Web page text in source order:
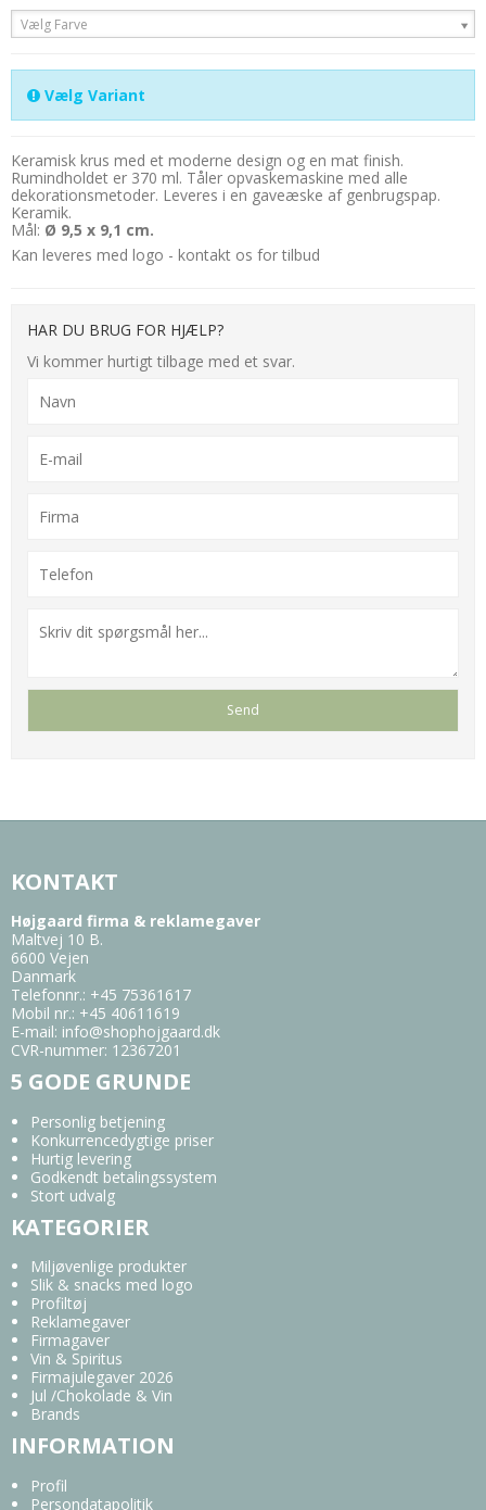
Vælg Farve
Vælg Variant
Keramisk krus med et moderne design og en mat finish.
Rumindholdet er 370 ml. Tåler opvaskemaskine med alle
dekorationsmetoder. Leveres i en gaveæske af genbrugspap.
Keramik.
Mål: Ø 9,5 x 9,1 cm.
Kan leveres med logo - kontakt os for tilbud
HAR DU BRUG FOR HJÆLP?
Vi kommer hurtigt tilbage med et svar.
KONTAKT
Højgaard firma & reklamegaver
Maltvej 10 B.
6600 Vejen
Danmark
Telefonnr.: +45 75361617
Mobil nr.: +45 40611619
E-mail: info@shophojgaard.dk
CVR-nummer: 12367201
5 GODE GRUNDE
Personlig betjening
Konkurrencedygtige priser
Hurtig levering
Godkendt betalingssystem
Stort udvalg
KATEGORIER
Miljøvenlige produkter
Slik & snacks med logo
Profiltøj
Reklamegaver
Firmagaver
Vin & Spiritus
Firmajulegaver 2026
Jul /Chokolade & Vin
Brands
INFORMATION
Profil
Persondatapolitik